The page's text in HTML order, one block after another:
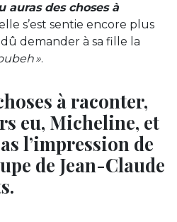
auras des choses à
s’est sentie encore plus
demander à sa fille la
».
à raconter,
eu, Micheline, et
l’impression de
de Jean-Claude